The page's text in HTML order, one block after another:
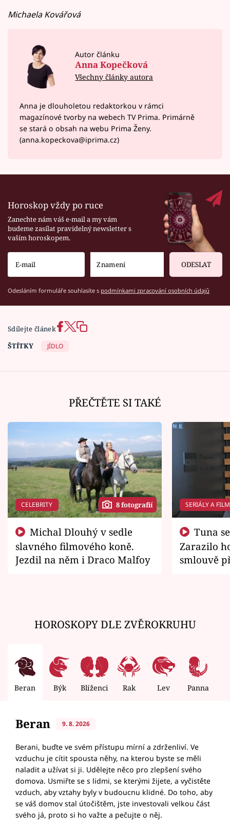
Michaela Kovářová
Autor článku
Anna Kopečková
Všechny články autora
Anna je dlouholetou redaktorkou v rámci
magazínové tvorby na webech TV Prima. Primárně
se stará o obsah na webu Prima Ženy.
(anna.kopeckova@iprima.cz)
Horoskop vždy po ruce
Zanechte nám váš e-mail a my vám
budeme zasílat pravidelný newsletter s
vaším horoskopem.
ODESLAT
Odesláním formuláře souhlasíte s podmínkami zpracování osobních údajů
Sdílejte článek
ŠTÍTKY
JÍDLO
PŘEČTĚTE SI TAKÉ
CELEBRITY 8 fotografií
slavného filmového koně.
Jezdil na něm i Draco Malfoy
SERIÁLY A
Zarazilo
smlouvě
HOROSKOPY DLE ZVĚROKRUHU
Beran Býk Blíženci Rak Lev Panna
Beran 9. 8. 2026
Berani, buďte ve svém přístupu mírní a zdrženliví. Ve
vzduchu je cítit spousta něhy, na kterou byste se měli
naladit a užívat si ji. Udělejte něco pro zlepšení svého
domova. Usmiřte se s lidmi, se kterými žijete, a vyčistěte
vzduch, aby vztahy byly v budoucnu klidné. Do toho, aby
se váš domov stal útočištěm, jste investovali velkou část
svého já, proto si ho važte a pečujte o něj.